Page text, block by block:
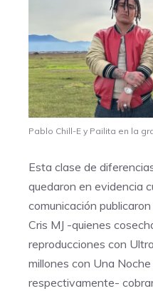
Pablo Chill-E y Pailita en la
Esta clase de
quedaron en evidencia
comunicación
Cris MJ -quienes
reproducciones con
millones con Una
respectivamente-